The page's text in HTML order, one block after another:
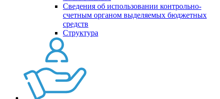
Сведения об использовании контрольно-
счетным органом выделяемых бюджетных
средств
Структура